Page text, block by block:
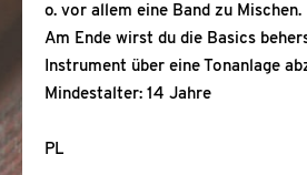
o. vor allem eine Band zu Mischen.
Am Ende wirst du die Basics
Instrument über eine Tonanlage
Mindestalter: 14 Jahre
PL